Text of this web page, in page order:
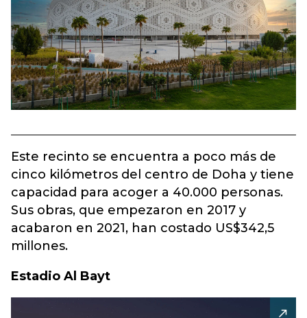
Este recinto se encuentra a poco más de
cinco kilómetros del centro de Doha y tiene
capacidad para acoger a 40.000 personas.
Sus obras, que empezaron en 2017 y
acabaron en 2021, han costado US$342,5
millones.
Estadio Al Bayt